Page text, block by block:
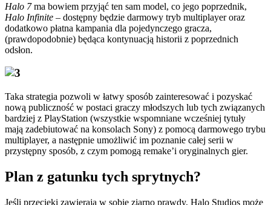
Halo 7ma bowiem przyjąć ten sam model, co jego poprzednik,
Halo Infinite – dostępny będzie darmowy tryb multiplayer oraz
dodatkowo płatna kampania dla pojedynczego gracza,
(prawdopodobnie) będąca kontynuacją historii z poprzednich
odsłon.
Taka strategia pozwoli w łatwy sposób zainteresować i pozyskać
nową publiczność w postaci graczy młodszych lub tych związanych
bardziej z PlayStation (wszystkie wspomniane wcześniej tytuły
mają zadebiutować na konsolach Sony) z pomocą darmowego trybu
multiplayer, a następnie umożliwić im poznanie całej serii w
przystępny sposób, z czym pomogą remake’i oryginalnych gier.
Plan z gatunku tych sprytnych?
Jeśli przecieki zawierają w sobie ziarno prawdy, Halo Studios może